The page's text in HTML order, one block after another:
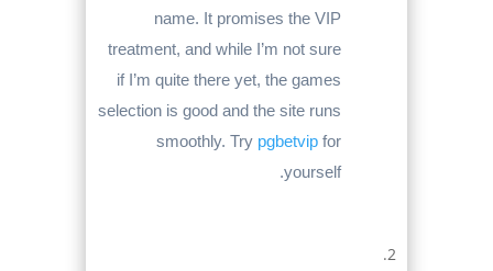
name. It promises the VIP
treatment, and while I’m not sure
if I’m quite there yet, the games
selection is good and the site runs
smoothly. Try pgbetvipfor
yourself.